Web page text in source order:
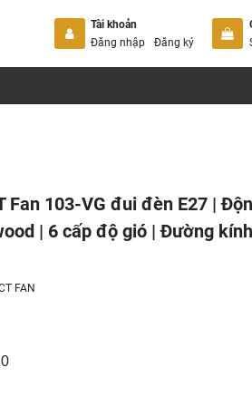
Tài khoản
Đăng nhập
Đăng ký
Fan 103-VG đui đèn E27 |
| 6 cấp độ gió | Đường
FAN